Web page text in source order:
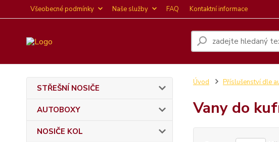
Všeobecné podmínky Naše služby FAQ Kontaktní informace
STŘEŠNÍ NOSIČE
AUTOBOXY
NOSIČE KOL
Úvod Příslušenství dle
Vany do